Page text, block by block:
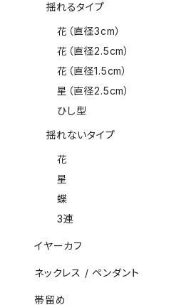
揺れるタイプ
花（直径3cm）
花（直径2.5cm）
花（直径1.5cm）
星（直径2.5cm）
ひし型
揺れないタイプ
花
星
蝶
3連
イヤーカフ
ネックレス / ペンダント
帯留め